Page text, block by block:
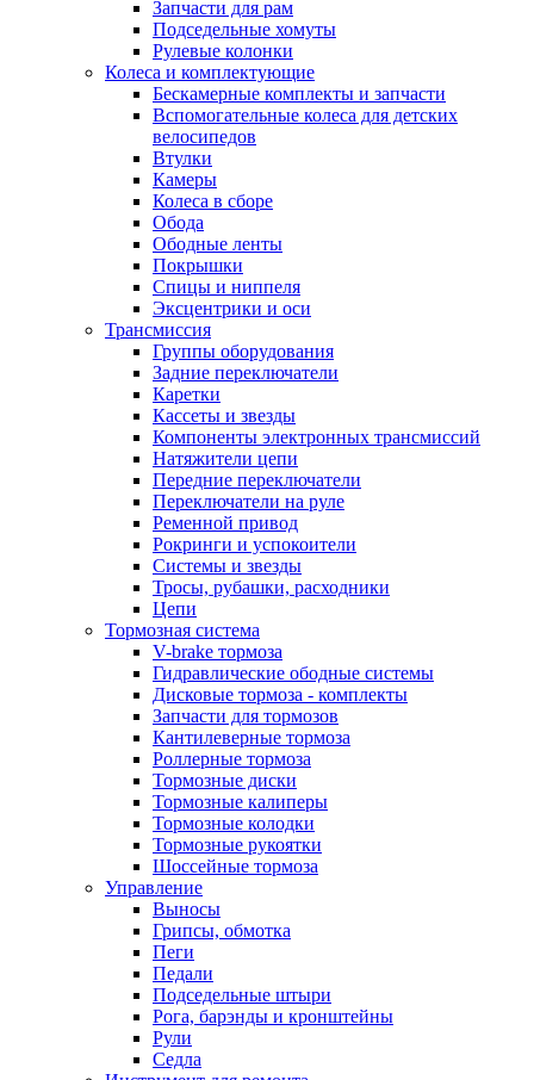
Запчасти для рам
Подседельные хомуты
Рулевые колонки
Колеса и комплектующие
Бескамерные комплекты и запчасти
Вспомогательные колеса для детских
велосипедов
Втулки
Камеры
Колеса в сборе
Обода
Ободные ленты
Покрышки
Спицы и ниппеля
Эксцентрики и оси
Трансмиссия
Группы оборудования
Задние переключатели
Каретки
Кассеты и звезды
Компоненты электронных трансмиссий
Натяжители цепи
Передние переключатели
Переключатели на руле
Ременной привод
Рокринги и успокоители
Системы и звезды
Тросы, рубашки, расходники
Цепи
Тормозная система
V-brake тормоза
Гидравлические ободные системы
Дисковые тормоза - комплекты
Запчасти для тормозов
Кантилеверные тормоза
Роллерные тормоза
Тормозные диски
Тормозные калиперы
Тормозные колодки
Тормозные рукоятки
Шоссейные тормоза
Управление
Выносы
Грипсы, обмотка
Пеги
Педали
Подседельные штыри
Рога, барэнды и кронштейны
Рули
Седла